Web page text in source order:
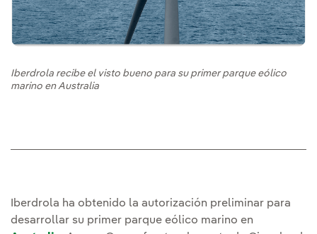
Iberdrola recibe el visto bueno para su primer parque eólico
marino en Australia
Iberdrola ha obtenido la autorización preliminar para
desarrollar su primer parque eólico marino en